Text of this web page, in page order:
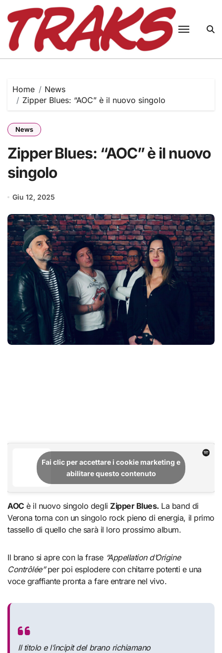
content
Home
News
Zipper Blues: “AOC” è il nuovo singolo
News
Zipper Blues: “AOC” è il nuovo
singolo
Giu 12, 2025
Fai clic per accettare i cookie marketing e
abilitare questo contenuto
AOC è il nuovo singolo degliZipper Blues. La band di
Verona torna con un singolo rock pieno di energia, il primo
tassello di quello che sarà il loro prossimo album.
Il brano si apre con la frase “Appellation d’Origine
Contrôlée”per poi esplodere con chitarre potenti e una
voce graffiante pronta a fare entrare nel vivo.
Il titolo e l’incipit del brano richiamano